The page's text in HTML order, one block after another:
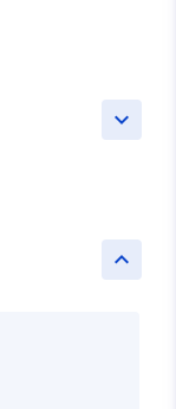
keyboard_arrow_down
keyboard_arrow_up